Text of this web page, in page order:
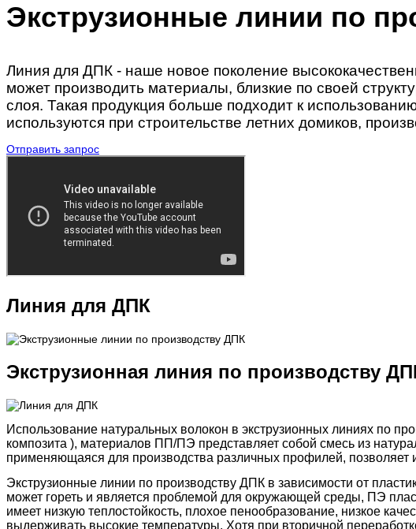
Экструзионные линии по
Линия для ДПК - наше новое поколение
может производить материалы, близкие по своей
слоя. Такая продукция больше подходит к
используются при строительстве летних домиков,
Отправить запрос
Линия для ДПК
Экструзионная линия по производству
Использование натуральных волокон в экструзионных линиях по
композита ), материалов ПП/ПЭ представляет собой смесь из
применяющаяся для производства различных профилей, позволяет
Экструзионные линии по производству ДПК в зависимости от
может гореть и является проблемой для окружающей среды, ПЭ
имеет низкую теплостойкость, плохое пенообразование, низкое
выдерживать высокие температуры. Хотя при вторичной